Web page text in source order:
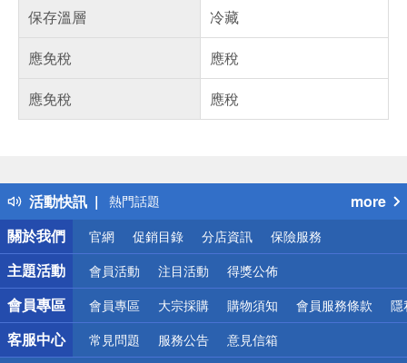
保存溫層
冷藏
應免稅
應稅
應免稅
應稅
活動快訊
得獎公告
熱門話題
銀行優惠
偏遠地區配送
詐騙網頁！請小心！
more
關於我們
官網 促銷目錄 分店資訊 保險服務
主題活動 會員活動 注目活動 得獎公佈
會員專區 會員專區 大宗採購 購物須知 會員服務條款 隱
客服中心 常見問題 服務公告 意見信箱